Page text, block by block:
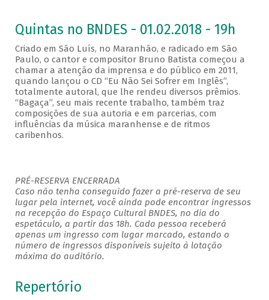
Quintas no BNDES - 01.02.2018 - 19h
Criado em São Luís, no Maranhão, e radicado em São
Paulo, o cantor e compositor Bruno Batista começou a
chamar a atenção da imprensa e do público em 2011,
quando lançou o CD “Eu Não Sei Sofrer em Inglês”,
totalmente autoral, que lhe rendeu diversos prêmios.
“Bagaça”, seu mais recente trabalho, também traz
composições de sua autoria e em parcerias, com
influências da música maranhense e de ritmos
caribenhos.
PRÉ-RESERVA ENCERRADA
Caso não tenha conseguido fazer a pré-reserva de seu
lugar pela internet, você ainda pode encontrar ingressos
na recepção do Espaço Cultural BNDES, no dia do
espetáculo, a partir das 18h. Cada pessoa receberá
apenas um ingresso com lugar marcado, estando o
número de ingressos disponíveis sujeito à lotação
máxima do auditório.
Repertório